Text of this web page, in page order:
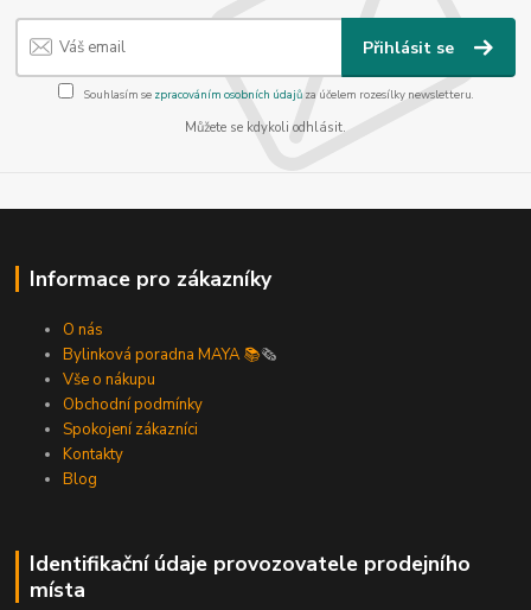
Přihlásit se
Souhlasím se zpracováním osobních údajůza účelem rozesílky newsletteru.
Můžete se kdykoli odhlásit.
Informace pro zákazníky
O nás
Bylinková poradna MAYA 📚🗞️
Vše o nákupu
Obchodní podmínky
Spokojení zákazníci
Kontakty
Blog
Identifikační údaje provozovatele prodejního
místa